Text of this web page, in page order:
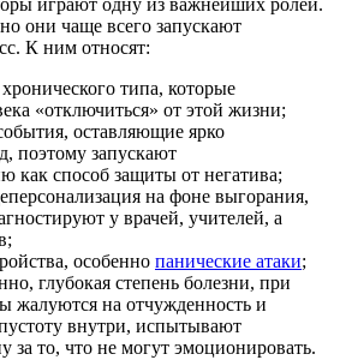
играют одну из важнейших ролей.
они чаще всего запускают
К ним относят:
типа, которые
«отключиться» от этой жизни;
оставляющие ярко
поэтому запускают
как способ защиты от негатива;
на фоне выгорания,
у врачей, учителей, а
особенно панические атаки;
глубокая степень болезни, при
жалуются на отчужденность и
внутри, испытывают
за то, что не могут эмоционировать.